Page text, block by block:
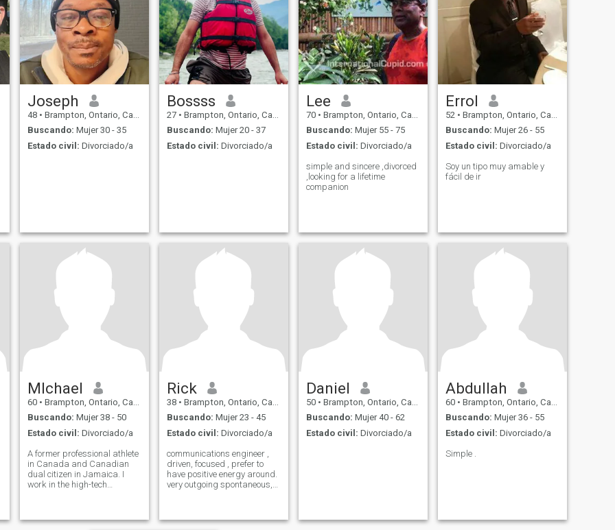
Joseph
48 • Brampton, Ontario, Canadá
Buscando: Mujer 30 - 35
Estado civil: Divorciado/a
Bossss
27 • Brampton, Ontario, Canadá
Buscando: Mujer 20 - 37
Estado civil: Divorciado/a
Lee
70 • Brampton, Ontario, Canadá
Buscando: Mujer 55 - 75
Estado civil: Divorciado/a
simple and sincere ,divorced
,looking for a lifetime
companion
Errol
52 • Brampton, Ontario, Canadá
Buscando: Mujer 26 - 55
Estado civil: Divorciado/a
Soy un tipo muy amable y
fácil de ir
MIchael
60 • Brampton, Ontario, Canadá
Buscando: Mujer 38 - 50
Estado civil: Divorciado/a
A former professional athlete
in Canada and Canadian
dual citizen in Jamaica. I
work in the high-tech
playthings you see in
Rick
38 • Brampton, Ontario, Canadá
Buscando: Mujer 23 - 45
Estado civil: Divorciado/a
communications engineer ,
driven, focused , prefer to
have positive energy around.
very outgoing spontaneous,
Daniel
50 • Brampton, Ontario, Canadá
Buscando: Mujer 40 - 62
Estado civil: Divorciado/a
Abdullah
60 • Brampton, Ontario, Canadá
Buscando: Mujer 36 - 55
Estado civil: Divorciado/a
Simple .